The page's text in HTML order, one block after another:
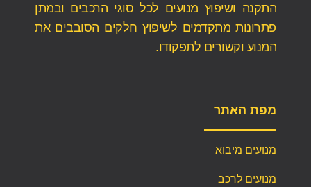
התקנה ושיפוץ מנועים לכל סוגי הרכבים ובמתן
פתרונות מתקדמים לשיפוץ חלקים הסובבים את
המנוע וקשורים לתפקודו.
מפת האתר
מנועים מיבוא
מנועים לרכב